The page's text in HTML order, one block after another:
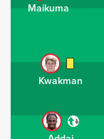
Maikuma
Kwakman